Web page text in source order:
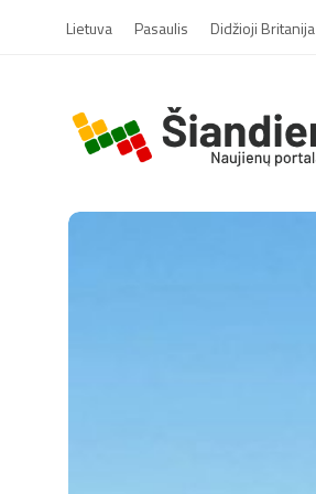
Lietuva Pasaulis Didžioji Britanija
S
a